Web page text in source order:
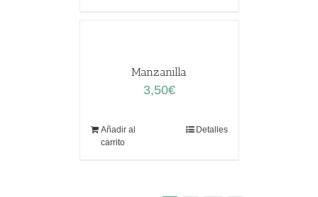
Manzanilla
3,50€
Añadir al
carrito
Detalles